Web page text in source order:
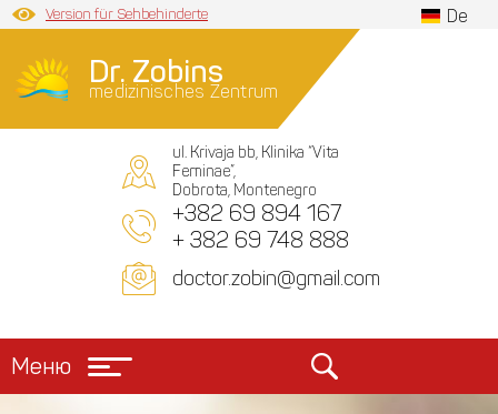
De
Version für Sehbehinderte
Dr. Zobins
medizinisches Zentrum
ul. Krivaja bb, Klinika “Vita
Feminae”,
Dobrota, Montenegro
+382 69 894 167
+ 382 69 748 888
doctor.zobin@gmail.com
Меню